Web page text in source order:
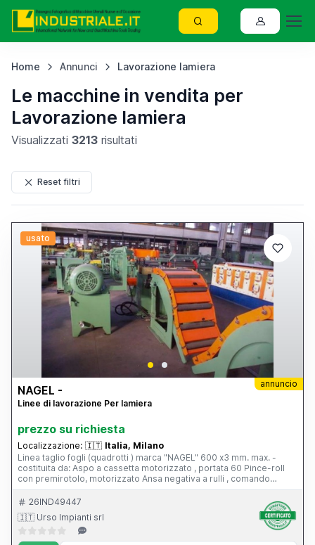
Home Annunci Lavorazione lamiera
Le macchine in vendita per
Lavorazione lamiera
Visualizzati 3213 risultati
Reset filtri
usato
annuncio
NAGEL -
Linee di lavorazione Per lamiera
prezzo su richiesta
Localizzazione: 🇮🇹 Italia, Milano
Linea taglio fogli (quadrotti ) marca "NAGEL" 600 x3 mm. max. -
costituita da: Aspo a cassetta motorizzato , portata 60 Pince-roll
con premirotolo, motorizzato Ansa negativa a rulli , comando
idraulico Introduttore a Spianatrice idraulica , di precisione con
comparatore, n.21 rulli diam.30 mm Gruppo di misura Cesoia
orientabile idraulica Rulliera Raccoglitore a forbice Pompa idraulica
35 Kw , per il comando della spianatrice, ansa e cesoia .
26IND49447
🇮🇹 Urso Impianti srl